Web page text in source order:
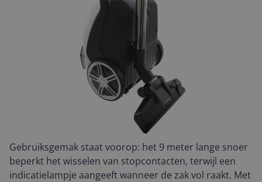
Gebruiksgemak staat voorop: het 9 meter lange snoer
beperkt het wisselen van stopcontacten, terwijl een
indicatielampje aangeeft wanneer de zak vol raakt. Met